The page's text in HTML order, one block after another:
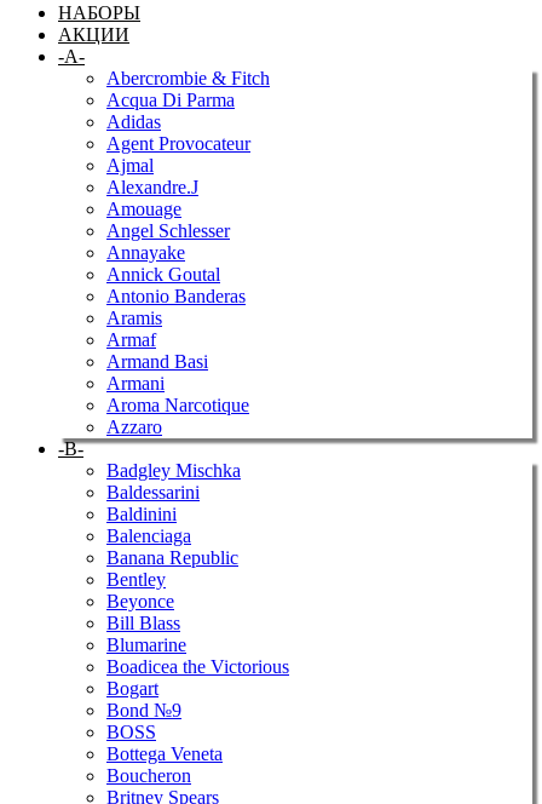
НАБОРЫ
АКЦИИ
-A-
Abercrombie & Fitch
Acqua Di Parma
Adidas
Agent Provocateur
Ajmal
Alexandre.J
Amouage
Angel Schlesser
Annayake
Annick Goutal
Antonio Banderas
Aramis
Armaf
Armand Basi
Armani
Aroma Narcotique
Azzaro
-B-
Badgley Mischka
Baldessarini
Baldinini
Balenciaga
Banana Republic
Bentley
Beyonce
Bill Blass
Blumarine
Boadicea the Victorious
Bogart
Bond №9
BOSS
Bottega Veneta
Boucheron
Britney Spears